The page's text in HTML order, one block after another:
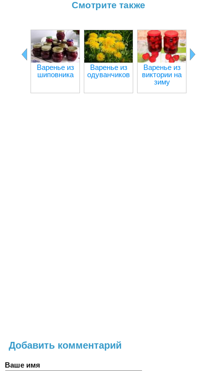
Смотрите также
Варенье из
шиповника
Варенье из
одуванчиков
Варенье из
виктории на
зиму
Добавить комментарий
Ваше имя